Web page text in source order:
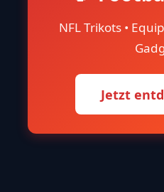
NFL Trikots •
Jetzt